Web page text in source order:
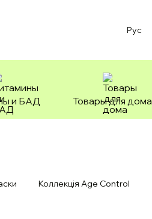
Рус
и БАД Товары для дома
Коллекція Age Control